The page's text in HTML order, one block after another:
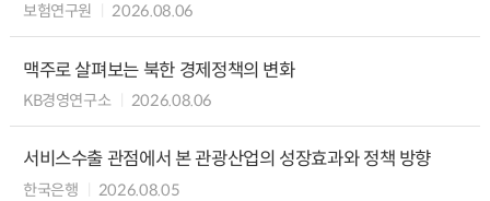
보험연구원 2026.08.06
맥주로 살펴보는 북한 경제정책의 변화
KB경영연구소 2026.08.06
서비스수출 관점에서 본 관광산업의 성장효과와 정책 방향
한국은행 2026.08.05